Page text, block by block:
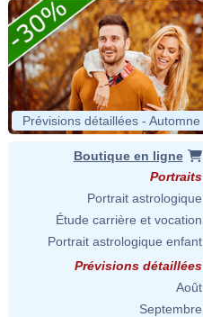
Prévisions détaillées - Automne
Boutique en ligne
Portraits
Portrait astrologique
Étude carrière et vocation
Portrait astrologique enfant
Prévisions détaillées
Août
Septembre